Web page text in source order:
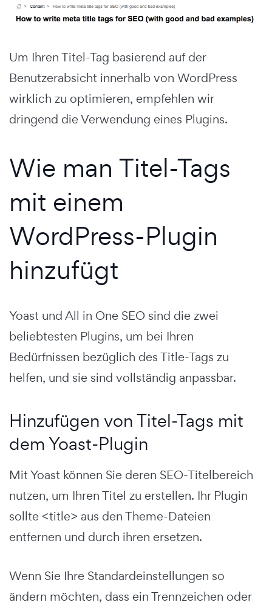
Um Ihren Titel-Tag basierend auf der
Benutzerabsicht innerhalb von WordPress
wirklich zu optimieren, empfehlen wir
dringend die Verwendung eines Plugins.
Wie man Titel-Tags
mit einem
WordPress-Plugin
hinzufügt
Yoast und All in One SEO sind die zwei
beliebtesten Plugins, um bei Ihren
Bedürfnissen bezüglich des Title-Tags zu
helfen, und sie sind vollständig anpassbar.
Hinzufügen von Titel-Tags mit
dem Yoast-Plugin
Mit Yoast können Sie deren SEO-Titelbereich
nutzen, um Ihren Titel zu erstellen. Ihr Plugin
sollte <title> aus den Theme-Dateien
entfernen und durch ihren ersetzen.
Wenn Sie Ihre Standardeinstellungen so
ändern möchten, dass ein Trennzeichen oder